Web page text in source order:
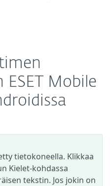
Mobile
tietokoneella. Klikkaa
Kielet-kohdassa
tekstin. Jos jokin on